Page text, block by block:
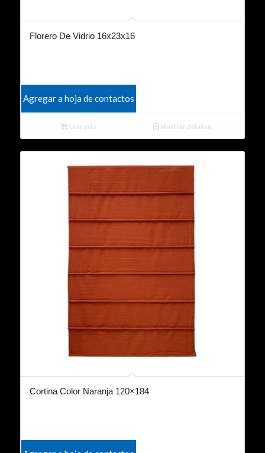
Florero De Vidrio 16x23x16
Agregar a hoja de contactos
Leer más Mostrar detalles
Cortina Color Naranja 120×184